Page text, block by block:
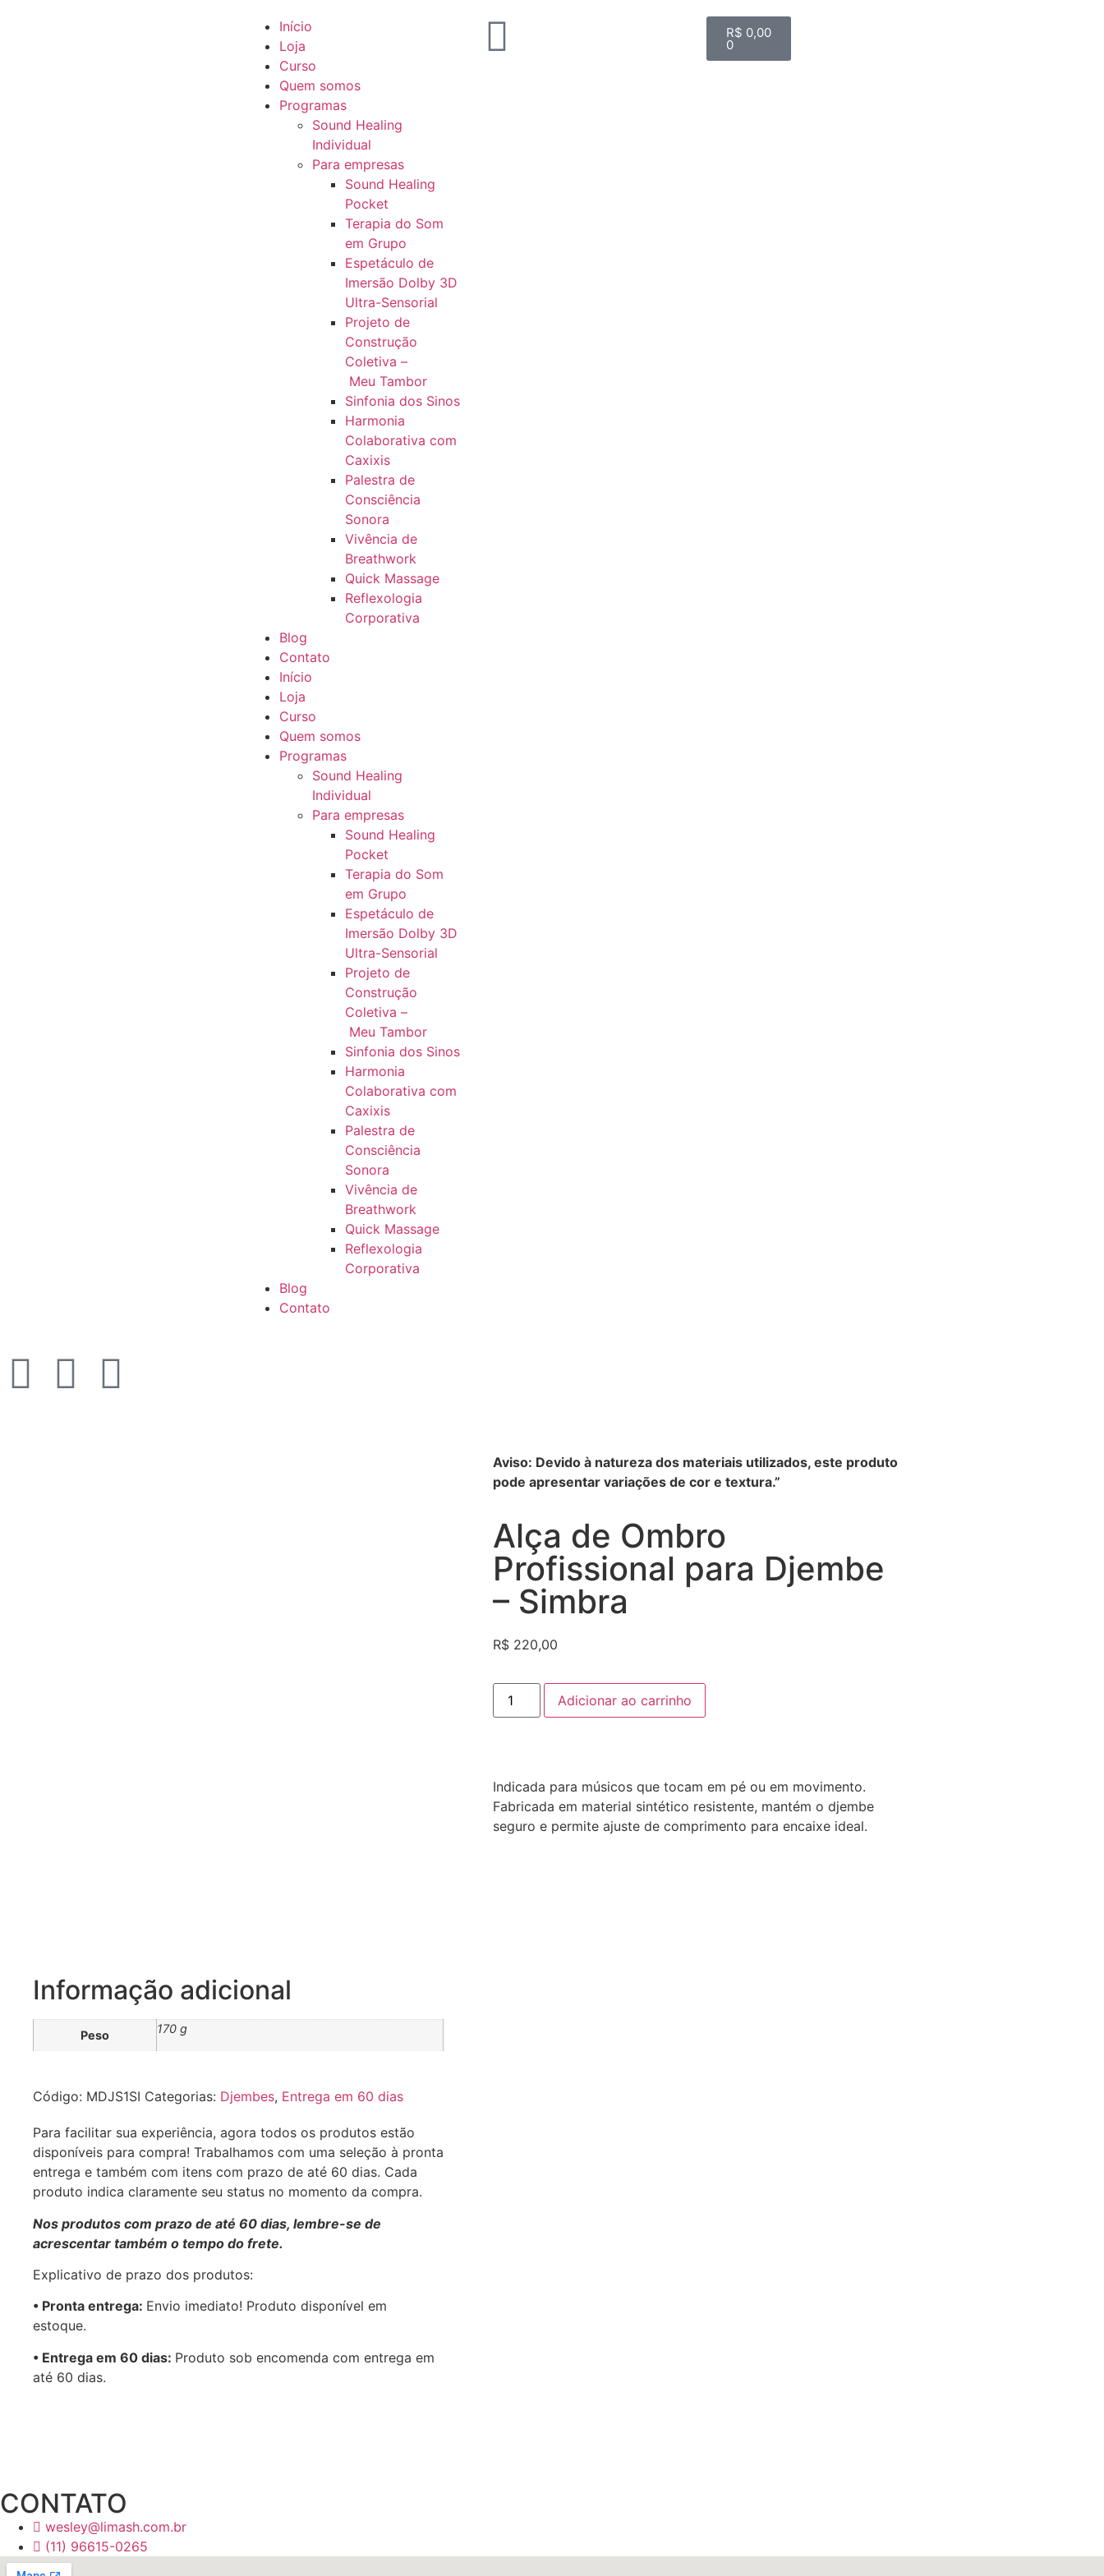
Início
Loja
Curso
Quem somos
Programas
Sound Healing
Individual
Para empresas
Sound Healing
Pocket
Terapia do Som
em Grupo
Espetáculo de
Imersão Dolby 3D
Ultra-Sensorial
Projeto de
Construção
Coletiva –
Meu Tambor
Sinfonia dos Sinos
Harmonia
Colaborativa com
Caxixis
Palestra de
Consciência
Sonora
Vivência de
Breathwork
Quick Massage
Reflexologia
Corporativa
Blog
Contato
Início
Loja
Curso
Quem somos
Programas
Sound Healing
Individual
Para empresas
Sound Healing
Pocket
Terapia do Som
em Grupo
Espetáculo de
Imersão Dolby 3D
Ultra-Sensorial
Projeto de
Construção
Coletiva –
Meu Tambor
Sinfonia dos Sinos
Harmonia
Colaborativa com
Caxixis
Palestra de
Consciência
Sonora
Vivência de
Breathwork
Quick Massage
Reflexologia
Corporativa
Blog
Contato
R$ 0,00
0
Informação adicional
Peso 170 g
Código: MDJS1SI Categorias: Djembes, Entrega em 60 dias
Para facilitar sua experiência, agora todos os produtos estão
disponíveis para compra! Trabalhamos com uma seleção à pronta
entrega e também com itens com prazo de até 60 dias. Cada
produto indica claramente seu status no momento da compra.
Nos produtos com prazo de até 60 dias, lembre-se de
acrescentar também o tempo do frete.
Explicativo de prazo dos produtos:
•⁠ ⁠Pronta entrega: Envio imediato! Produto disponível em
estoque.
•⁠ Entrega em 60 dias: Produto sob encomenda com entrega em
até 60 dias.
Aviso: Devido à natureza dos materiais utilizados, este produto
pode apresentar variações de cor e textura.”
Alça de Ombro
Profissional para Djembe
– Simbra
R$ 220,00
Adicionar ao carrinho
Indicada para músicos que tocam em pé ou em movimento.
Fabricada em material sintético resistente, mantém o djembe
seguro e permite ajuste de comprimento para encaixe ideal.
CONTATO
wesley@limash.com.br
(11) 96615-0265